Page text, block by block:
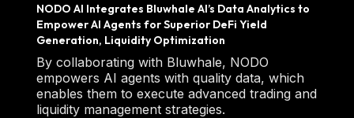
NODO AI Integrates Bluwhale AI’s Data Analytics to
Empower AI Agents for Superior DeFi Yield
Generation, Liquidity Optimization
By collaborating with Bluwhale, NODO
empowers AI agents with quality data, which
enables them to execute advanced trading and
liquidity management strategies.